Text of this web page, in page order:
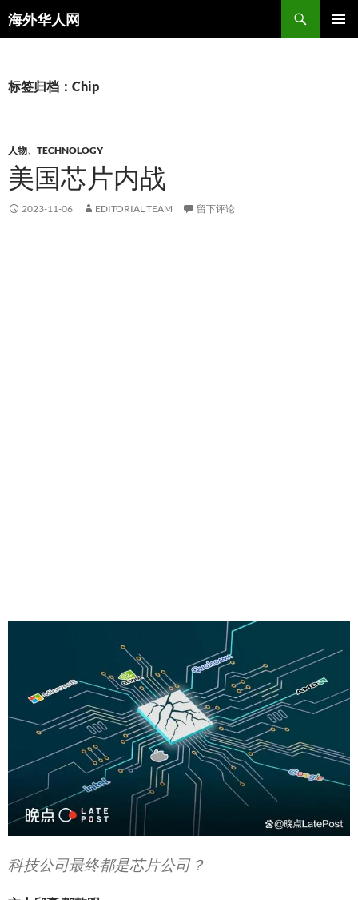
海外华人网
搜
索
文
标签归档：Chip
人物、 TECHNOLOGY
美国芯片内战
2023-11-06 EDITORIAL TEAM 留下评论
科技公司最终都是芯片公司？